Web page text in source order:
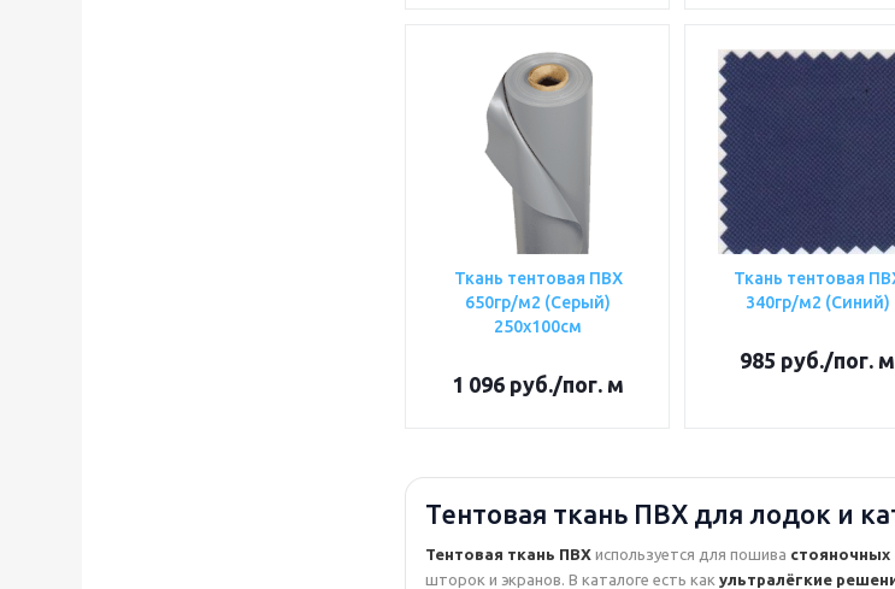
Ткань тентовая ПВХ
650гр/м2 (Серый)
250х100см
1 096 руб./пог. м
Ткань тентовая
340гр/м2 (Синий)
985 руб./пог. м
Тентовая ткань ПВХ для лодок и
Тентовая ткань ПВХ используется для пошива стояночных
шторок и экранов. В каталоге есть как ультралёгкие